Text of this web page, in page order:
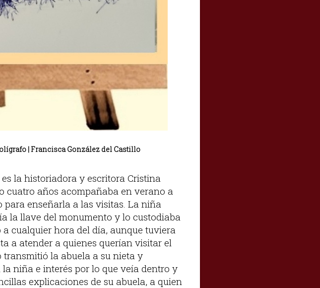
| Francisca González del Castillo
la historiadora y escritora Cristina
cuatro años acompañaba en verano a
enseñarla a las visitas. La niña
la llave del monumento y lo custodiaba
cualquier hora del día, aunque tuviera
a atender a quienes querían visitar el
transmitió la abuela a su nieta y
niña e interés por lo que veía dentro y
explicaciones de su abuela, a quien